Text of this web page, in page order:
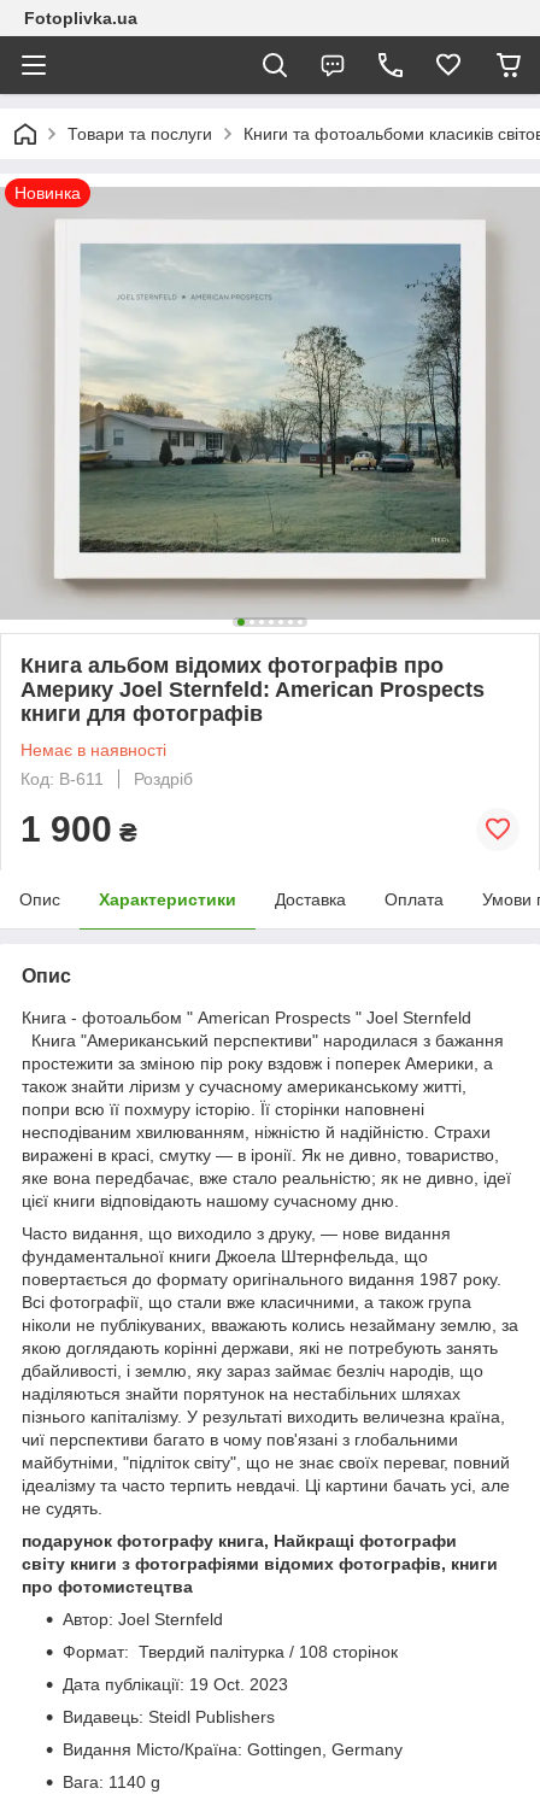
Fotoplivka.ua
Товари та послуги Книги та фотоальбоми класиків
Новинка
Книга альбом відомих фотографів про
Америку Joel Sternfeld: American Prospects
книги для фотографів
Немає в наявності
Код: B-611
Роздріб
1 900 ₴
Опис Характеристики Доставка Оплата Умови
Опис
Книга - фотоальбом " American Prospects " Joel Sternfeld
Книга "Американський перспективи" народилася з бажання
простежити за зміною пір року вздовж і поперек Америки, а
також знайти ліризм у сучасному американському житті,
попри всю її похмуру історію. Її сторінки наповнені
несподіваним хвилюванням, ніжністю й надійністю. Страхи
виражені в красі, смутку — в іронії. Як не дивно, товариство,
яке вона передбачає, вже стало реальністю; як не дивно, ідеї
цієї книги відповідають нашому сучасному дню.
Часто видання, що виходило з друку, — нове видання
фундаментальної книги Джоела Штернфельда, що
повертається до формату оригінального видання 1987 року.
Всі фотографії, що стали вже класичними, а також група
ніколи не публікуваних, вважають колись незайману землю, за
якою доглядають корінні держави, які не потребують занять
дбайливості, і землю, яку зараз займає безліч народів, що
наділяються знайти порятунок на нестабільних шляхах
пізнього капіталізму. У результаті виходить величезна країна,
чиї перспективи багато в чому пов'язані з глобальними
майбутніми, "підліток світу", що не знає своїх переваг, повний
ідеалізму та часто терпить невдачі. Ці картини бачать усі, але
не судять.
подарунок фотографу книга, Найкращі фотографи
світу книги з фотографіями відомих фотографів, книги
про фотомистецтва
Автор: Joel Sternfeld
Формат: Твердий палітурка / 108 сторінок
Дата публікації: 19 Oct. 2023
Видавець: Steidl Publishers
Видання Місто/Країна: Gottingen, Germany
Вага: 1140 g